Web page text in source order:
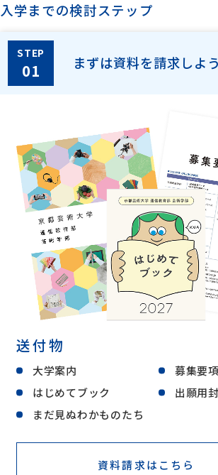
入学までの検討ステップ
STEP
01 まずは資料を請求しよ
送付物
大学案内
募集要項
はじめてブック
出願用
まだ見ぬわかものたち
資料請求はこちら